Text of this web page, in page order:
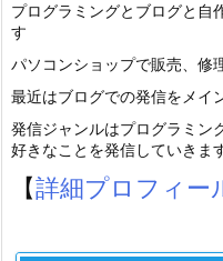
プログラミングとブログと自
す
パソコンショップで販売、修
最近はブログでの発信をメイ
発信ジャンルはプログラミン
好きなことを発信していきま
【詳細プロフィー